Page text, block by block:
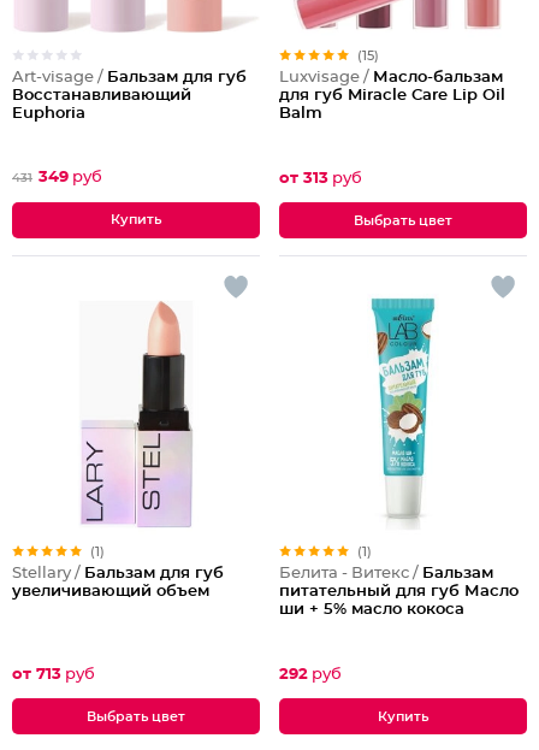
Art-visage / Бальзам для губ
Восстанавливающий
Euphoria
431 349 руб
(15)
Luxvisage / Масло-бальзам
для губ Miracle Care Lip Oil
Balm
от 313 руб
Выбрать цвет
(1)
Stellary / Бальзам для губ
увеличивающий объем
от 713 руб
Выбрать цвет
(1)
Белита - Витекс / Бальзам
питательный для губ Масло
ши + 5% масло кокоса
292 руб